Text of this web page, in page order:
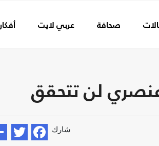
صحافة عربي لايت أفكار
عنصري لن تتحقق
شارك